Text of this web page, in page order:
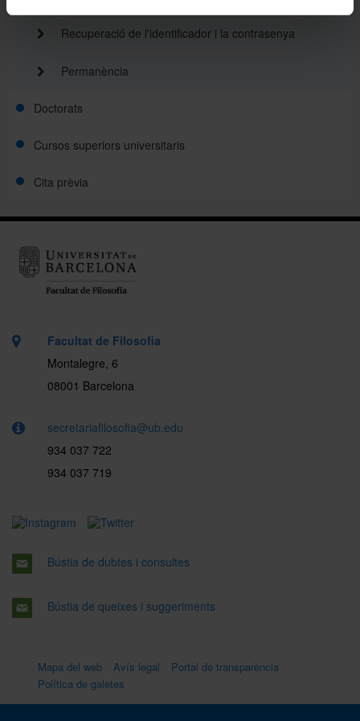
Recuperació de l'identificador i la contrasenya
Permanència
Doctorats
Cursos superiors universitaris
Cita prèvia
Facultat de Filosofia
Montalegre, 6
08001 Barcelona
secretariafilosofia@ub.edu
934 037 722
934 037 719
Bústia de dubtes i consultes
Bústia de queixes i suggeriments
Mapa del web Avís legal
Portal de transparència
Política de galetes